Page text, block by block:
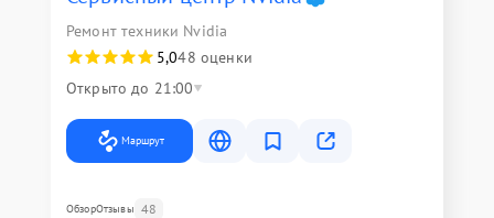
Ремонт техники Nvidia
5,048 оценки
Открыто до 21:00
Маршрут
ОбзорОтзывы 48